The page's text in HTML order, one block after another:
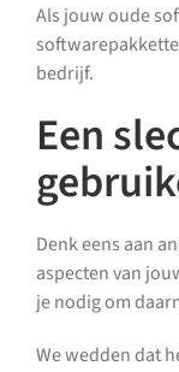
Als jouw oude
bedrijf.
Een
Denk eens aan
aspecten van
je nodig om
We wedden dat